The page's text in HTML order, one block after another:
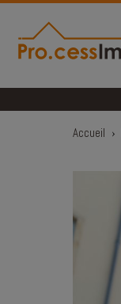
Accueil ›
Panneau de gestion des cookies